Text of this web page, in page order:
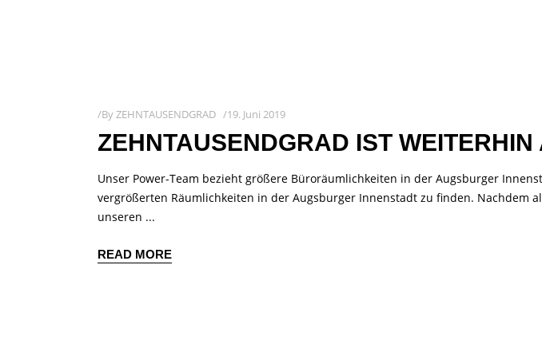
ByZEHNTAUSENDGRAD 19. Juni 2019
ZEHNTAUSENDGRAD IST
Unser Power-Team bezieht größere Büroräumlichkeiten in der Augsburger
vergrößerten Räumlichkeiten in der Augsburger Innenstadt zu finden. Nachdem
unseren
READ MORE